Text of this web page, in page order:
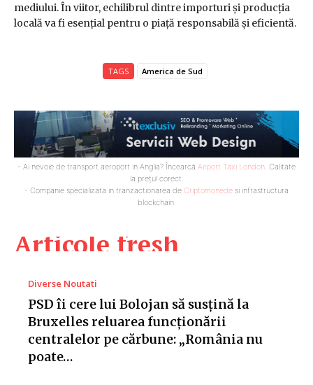
Articole fresh
Diverse Noutati
PSD îi cere lui Bolojan să susțină la
Bruxelles reluarea funcționării
centralelor pe cărbune: „România nu
poate…
mediului. În viitor, echilibrul dintre importuri și producția
locală va fi esențial pentru o piață responsabilă și eficientă.
TAGS America de Sud
- Ai nevoie de transport aeroport in Anglia? Încearcă Airport Taxi London. Calitate
la prețul corect.
- Companie specializata in tranzactionarea de Criptomonede si infrastructura
blockchain.